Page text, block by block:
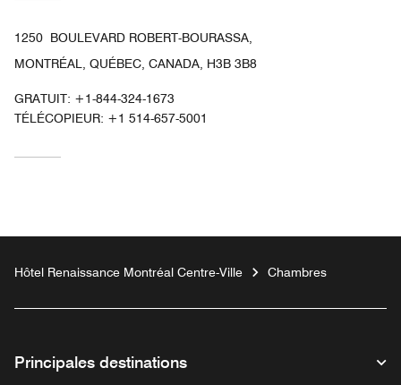
1250 BOULEVARD ROBERT-BOURASSA,
MONTRÉAL, QUÉBEC, CANADA, H3B 3B8
GRATUIT: +1-844-324-1673
TÉLÉCOPIEUR: +1 514-657-5001
Hôtel Renaissance Montréal Centre-Ville Chambres
Principales destinations